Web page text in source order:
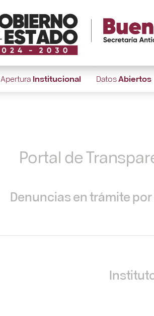
Apertura Institucional DatosAbiertos
Portal de
Denuncias en trámite